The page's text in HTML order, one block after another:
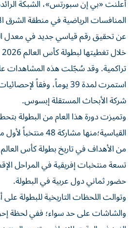
المنافسات الرياضية في منطقة الشرق
عن تحقيق رقم قياسي جديد في معدل
تراكمية. وقد سُجّلت هذه المشاهدات
استمرت لمدة 39 يوماً، وفقاً
شركة الأبحاث المستقلة إبسوس.
وتميزت دورة هذا العام من البطولة
القياسية؛منها مشاركة
تسعة منتخبات إفريقية في المراحل
حضور ثماني دول عربية في البطولة.
وتوالت اللحظات التاريخية للبطولة على
والشاشات على حد سواء؛ ففي لحظة
الفوز في الوقت الإضافي وتتويج